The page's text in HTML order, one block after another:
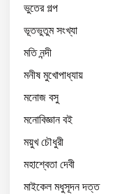
ভুতের গল্প
ভূতভুতুম সংখ্যা
মতি নন্দী
মনীষ মুখোপাধ্যায়
মনোজ বসু
মনোবিজ্ঞান বই
ময়ুখ চৌধুরী
মহাশ্বেতা দেবী
মাইকেল মধুসূদন দত্ত